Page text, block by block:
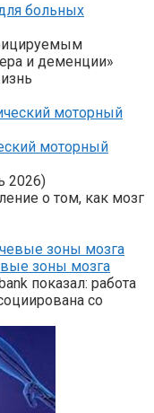
больных
и деменции»
моторный
2026)
о том, как мозг
зоны мозга
показал: работа
со